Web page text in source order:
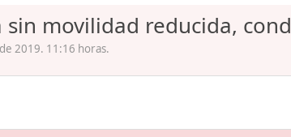
movilidad reducida,
2019. 11:16 horas.